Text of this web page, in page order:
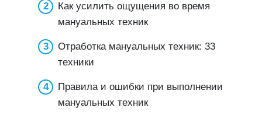
Как усилить ощущения во время
мануальных техник
Отработка мануальных техник: 33
техники
Правила и ошибки при выполнении
мануальных техник